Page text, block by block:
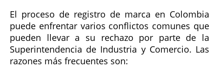
El proceso de registro de marca en Colombia
puede enfrentar varios conflictos comunes que
pueden llevar a su rechazo por parte de la
Superintendencia de Industria y Comercio. Las
razones más frecuentes son: